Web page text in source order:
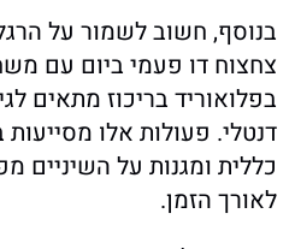
בנוסף, חשוב לשמור על
צחצוח דו פעמי ביום עם
בפלואוריד בריכוז מתאים
דנטלי. פעולות אלו
כללית ומגנות על
לאורך הזמן.